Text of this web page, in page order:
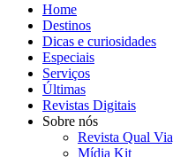
Home
Destinos
Dicas e curiosidades
Especiais
Serviços
Últimas
Revistas Digitais
Sobre nós
Revista Qual
Mídia Kit